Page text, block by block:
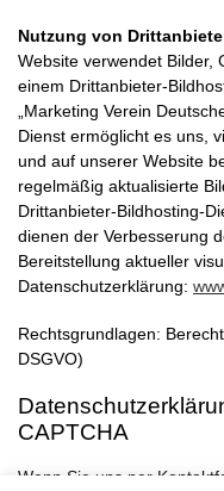
Nutzung von
Website verwendet Bilder,
einem Drittanbieter-
„Marketing Verein
Dienst ermöglicht es uns,
und auf unserer Website
regelmäßig aktualisierte
Drittanbieter-Bildhosting-
dienen der Verbesserung
Bereitstellung aktueller
Datenschutzerklärung:
Rechtsgrundlagen:
DSGVO)
CAPTCHA
Wenn Sie uns per